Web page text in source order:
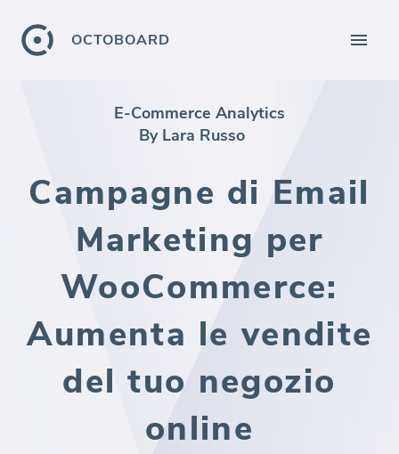
OCTOBOARD
E-Commerce Analytics
By Lara Russo
Campagne di Email
Marketing per
WooCommerce:
Aumenta le vendite
del tuo negozio
online